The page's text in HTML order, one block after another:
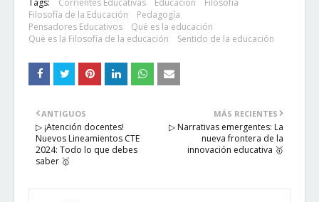
Tags: Corrientes Educativas Educación
Filosofía
Filosofía de la Educación
Pedagogía
Pensadores Educativos
Qué es la educación
Qué es la Filosofía de la educación
Sentido de la educación
MÁS RECIENTES
▷ Narrativas emergentes: La
nueva frontera de la
innovación educativa 🥇
ANTIGUOS
▷ ¡Atención docentes!
Nuevos Lineamientos CTE
2024: Todo lo que debes
saber 🥇